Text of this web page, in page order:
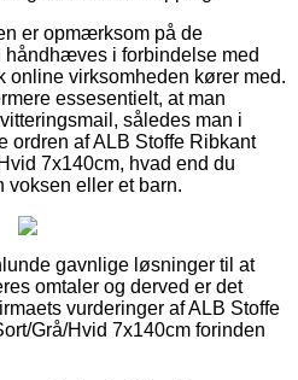
er opmærksom på de
i forbindelse med
online virksomheden kører med.
essesentielt, at man
således man i
ordren af ALB Stoffe Ribkant
7x140cm, hvad end du
voksen eller et barn.
gavnlige løsninger til at
omtaler og derved er det
vurderinger af ALB Stoffe
Grå/Hvid 7x140cm forinden